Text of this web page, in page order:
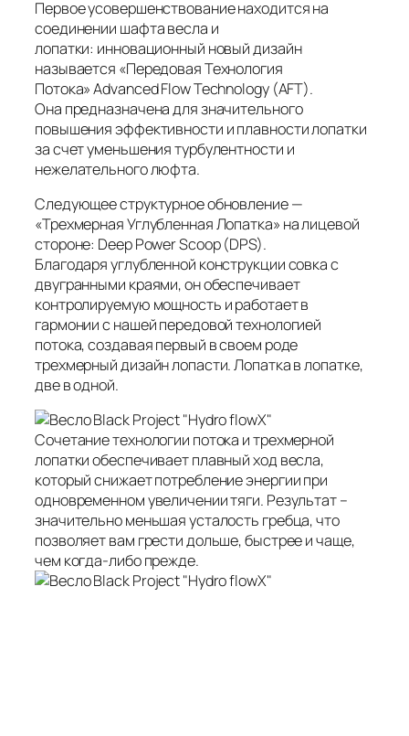
Первое усовершенствование находится на
соединении шафта весла и
лопатки: инновационный новый дизайн
называется «Передовая Технология
Потока» Advanced Flow Technology (AFT).
Она предназначена для значительного
повышения эффективности и плавности лопатки
за счет уменьшения турбулентности и
нежелательного люфта.
Cледующее структурное обновление —
«Трехмерная Углубленная Лопатка» на лицевой
стороне: Deep Power Scoop (DPS).
Благодаря углубленной конструкции совка с
двугранными краями, он обеспечивает
контролируемую мощность и работает в
гармонии с нашей передовой технологией
потока, создавая первый в своем роде
трехмерный дизайн лопасти. Лопатка в лопатке,
две в одной.
Сочетание технологии потока и трехмерной
лопатки обеспечивает плавный ход весла,
который снижает потребление энергии при
одновременном увеличении тяги. Результат –
значительно меньшая усталость гребца, что
позволяет вам грести дольше, быстрее и чаще,
чем когда-либо прежде.